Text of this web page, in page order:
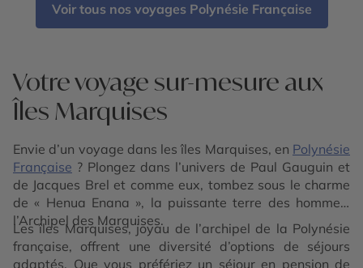
Voir tous nos voyages Polynésie Française
Votre voyage sur-mesure aux
Îles Marquises
Envie d’un voyage dans les îles Marquises, en Polynésie
Française ? Plongez dans l’univers de Paul Gauguin et
de Jacques Brel et comme eux, tombez sous le charme
de « Henua Enana », la puissante terre des hommes,
l’Archipel des Marquises.
Les îles Marquises, joyau de l’archipel de la Polynésie
française, offrent une diversité d’options de séjours
adaptés. Que vous préfériez un séjour en pension de